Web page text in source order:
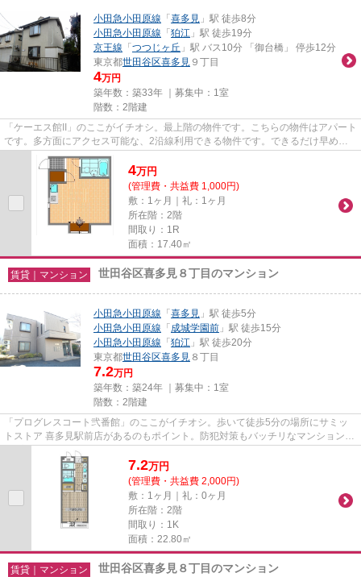
小田急小田原線 「喜多見 」駅 徒歩8分
小田急小田原線 「狛江 」駅 徒歩19分
京王線 「つつじヶ丘 」駅 バス10分 「御台橋」 停歩12分
東京都世田谷区喜多見 ９丁目
4万円
築年数：築33年 ｜募集中： 1室
階数：2階建
「ケーエス館II」のここがイチオシ。最上階の物件です。こちらの物件はアパート
です。多方面にアクセス可能な、2沿線利用できる物件です。できるだけ早めに
不動産情報を集めたい方は当...
4万円
(管理費・共益費 1,000円)
敷：1ヶ月｜礼：1ヶ月
所在階：2階
間取り：1R
面積：17.40㎡
賃貸｜マンション 世田谷区喜多見８丁目のマンション
小田急小田原線 「喜多見 」駅 徒歩5分
小田急小田原線 「成城学園前 」駅 徒歩15分
小田急小田原線 「狛江 」駅 徒歩20分
東京都世田谷区喜多見 ８丁目
7.2万円
築年数：築24年 ｜募集中： 1室
階数：2階建
「プログレスコート弐番館」のここがイチオシ。歩いて徒歩5分の場所にサミッ
トストア 喜多見駅前店があるのもポイント。防犯対策もバッチリなマンションタ
イプの物件です。マンション...
7.2万円
(管理費・共益費 2,000円)
敷：1ヶ月｜礼：0ヶ月
所在階：2階
間取り：1K
面積：22.80㎡
賃貸｜マンション 世田谷区喜多見８丁目のマンション